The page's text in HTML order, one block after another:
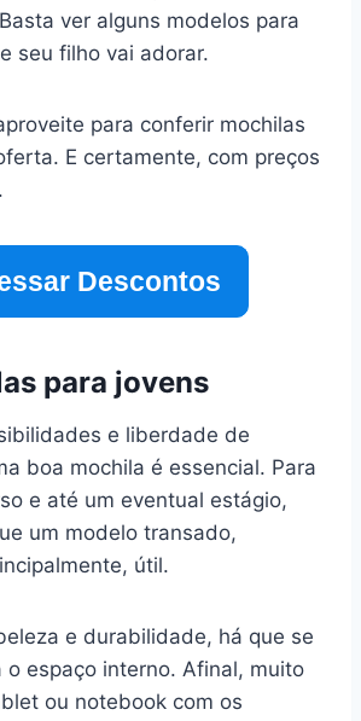
ver alguns modelos para
seu filho vai adorar.
para conferir mochilas
E certamente, com preços
Descontos
para jovens
e liberdade de
boa mochila é essencial. Para
e até um eventual estágio,
um modelo transado,
útil.
e durabilidade, há que se
o espaço interno. Afinal, muito
ou notebook com os